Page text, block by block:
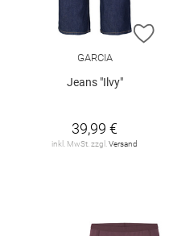
GARCIA
Jeans "Ilvy"
39,99 €
inkl. MwSt. zzgl. Versand